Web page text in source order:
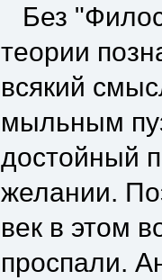
Без
теории
всякий
мыльным
достойный
желании.
век в этом
проспали.